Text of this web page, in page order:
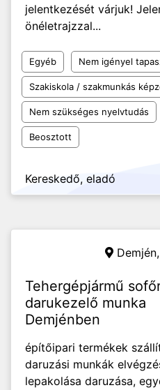
jelentkezését várjuk!
önéletrajzzal...
Egyéb Nem igényel
Szakiskola / szakmunkás
Nem szükséges nyelvtudás
Beosztott
Kereskedő, eladó
Demjén,
Tehergépjármű
darukezelő munka
Demjénben
építőipari termékek
daruzási munkák
lepakolása daruzása,